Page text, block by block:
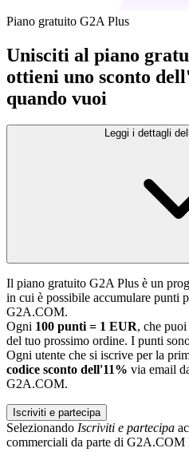
Piano gratuito G2A Plus
Unisciti al piano
ottieni uno sconto
quando vuoi
Leggi i dettagli
Il piano gratuito G2A Plus è un
in cui è possibile accumulare punti
G2A.COM.
Ogni 100 punti = 1 EUR, che
del tuo prossimo ordine. I punti
Ogni utente che si iscrive per la
codice sconto dell'11% via email
G2A.COM.
Iscriviti e partecipa
Selezionando Iscriviti e partecipa
commerciali da parte di